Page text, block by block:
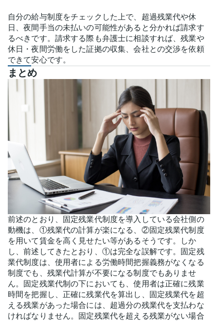
自分の給与制度をチェックした上で、超過残業代や休
日、夜間手当の未払いの可能性があると分かれば請求す
るべきです。請求する際も弁護士に相談すれば、残業や
休日・夜間労働をした証拠の収集、会社との交渉を依頼
できて安心です。
まとめ
前述のとおり、固定残業代制度を導入している会社側の
動機は、①残業代の計算が楽になる、②固定残業代制度
を用いて賃金を高く見せたい等があるそうです。しか
し、前述してきたとおり、①は完全な誤解です。固定残
業代制度は、使用者による労働時間把握義務がなくなる
制度でも、残業代計算が不要になる制度でもありませ
ん。固定残業代制の下においても、使用者は正確に残業
時間を把握し、正確に残業代を算出し、固定残業代を超
える残業があった場合には、超過分の残業代を支払わな
ければなりません。固定残業代を超える残業がない場合